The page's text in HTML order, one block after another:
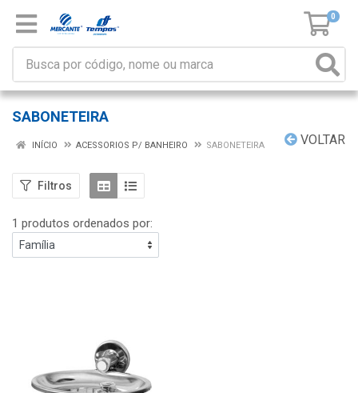
0
SABONETEIRA
VOLTAR
INÍCIO ACESSORIOS P/ BANHEIRO SABONETEIRA
Filtros
1 produtos ordenados por: